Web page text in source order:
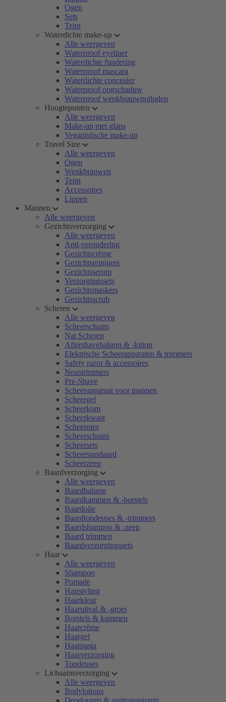
Ogen
Sets
Teint
Waterdichte make-up
Alle weergeven
Waterproof eyeliner
Waterdichte fundering
Waterproof mascara
Waterdichte concealer
Waterproof oogschaduw
Waterproof wenkbrauwpotloden
Hoogtepunten
Alle weergeven
Make-up met glans
Veganistische make-up
Travel Size
Alle weergeven
Ogen
Wenkbrauwen
Teint
Accessoires
Lippen
Mannen
Alle weergeven
Gezichtsverzorging
Alle weergeven
Anti-veroudering
Gezichtscrème
Gezichtsreinigers
Gezichtsserum
Verzorgingssets
Gezichtsmaskers
Gezichtsscrub
Scheren
Alle weergeven
Scheerschuim
Nat Scheren
Aftershavebalsem & -lotion
Elektrische Scheerapparaten & trimmers
Safety razor & accessoires
Neustrimmers
Pre-Shave
Scheerapparaat voor mannen
Scheergel
Scheerkom
Scheerkwast
Scheermes
Scheerschuim
Scheersets
Scheerstandaard
Scheerzeep
Baardverzorging
Alle weergeven
Baardbalsem
Baardkammen & -borstels
Baardolie
Baardtondeuses & -trimmers
Baardshampoo & -zeep
Baard trimmen
Baardverzorgingssets
Haar
Alle weergeven
Shampoo
Pomade
Hairstyling
Haarkleur
Haaruitval & -groei
Borstels & kammen
Haarcrème
Haargel
Haarpasta
Haarverzorging
Tondeuses
Lichaamsverzorging
Alle weergeven
Bodylotions
Deodorants & antitranspirants